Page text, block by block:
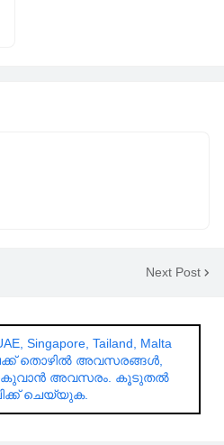
Next Post
Singapore, Tailand, Malta
തൊഴിൽ അവസരങ്ങൾ,
അവസരം. കൂടുതൽ
ചെയ്യുക.